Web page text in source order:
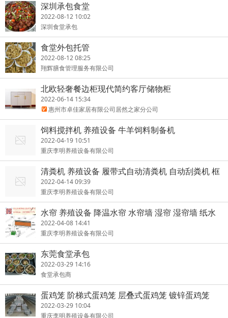
深圳承包食堂
2022-08-12 10:02
深圳食堂承包
食堂外包托管
2022-08-12 08:25
翔辉膳食管理服务有限公司
北欧轻奢餐边柜现代简约客厅储物柜
2022-06-14 15:34
惠州市卓佳家居有限公司居然之家分公司
饲料搅拌机 养殖设备 牛羊饲料制备机
2022-04-19 10:51
重庆李明养殖设备有限公司
清粪机 养殖设备 履带式自动清粪机 自动刮粪机 框
架式刮粪机
2022-04-14 09:39
重庆李明养殖设备有限公司
水帘 养殖设备 降温水帘 水帘墙 湿帘 湿帘墙 纸水
帘
2022-04-08 14:41
重庆李明养殖设备有限公司
东莞食堂承包
2022-03-29 14:16
食堂承包商
蛋鸡笼 阶梯式蛋鸡笼 层叠式蛋鸡笼 镀锌蛋鸡笼
2022-03-29 10:04
重庆李明养殖设备有限公司